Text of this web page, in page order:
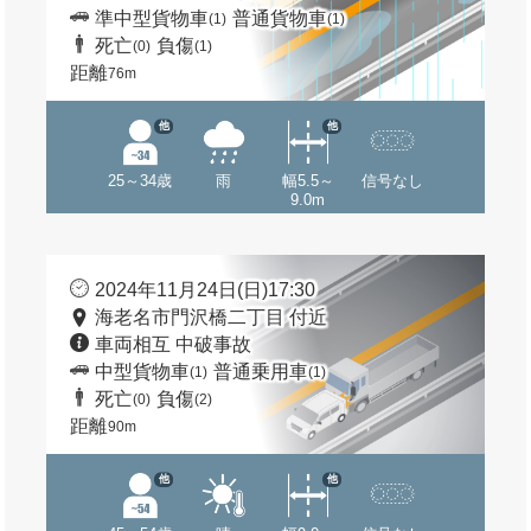
準中型貨物車(1) 普通貨物車(1)
死亡(0) 負傷(1)
距離76m
25～34歳
他
雨
幅5.5～
9.0m
他
信号なし
2024年11月24日(日)17:30
海老名市門沢橋二丁目 付近
車両相互 中破事故
中型貨物車(1) 普通乗用車(1)
死亡(0) 負傷(2)
距離90m
他 他